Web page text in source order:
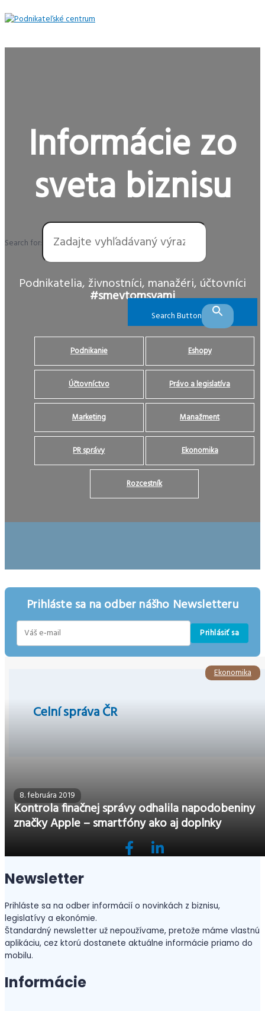
Preskočiť
na
Menu
Informácie zo
sveta biznisu
Search for:
Search Button
Podnikatelia, živnostníci, manažéri, účtovníci
#smevtomsvami
Podnikanie Eshopy
Účtovníctvo Právo a legislatíva
Marketing Manažment
PR správy Ekonomika
Rozcestník
Prihláste sa na odber nášho Newsletteru
Prihlásiť sa
Celní správa ČR
8. februára 2019
Kontrola finačnej správy odhalila napodobeniny
značky Apple – smartfóny ako aj doplnky
Ekonomika
Newsletter
Prihláste sa na odber informácií o novinkách z biznisu,
legislatívy a ekonómie.
Štandardný newsletter už nepoužívame, pretože máme vlastnú
aplikáciu, cez ktorú dostanete aktuálne informácie priamo do
mobilu.
Informácie